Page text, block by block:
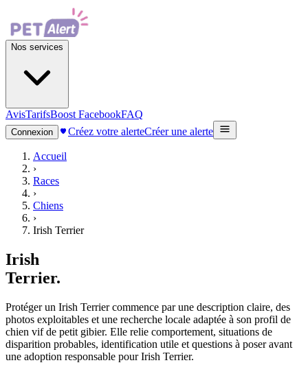
Nos services
AvisTarifsBoost FacebookFAQ
Connexion Créez votre alerteCréer une alerte
Accueil
›
Races
›
Chiens
›
Irish Terrier
Irish
Terrier.
Protéger un Irish Terrier commence par une description claire, des
photos exploitables et une recherche locale adaptée à son profil de
chien vif de petit gibier. Elle relie comportement, situations de
disparition probables, identification utile et questions à poser avant
une adoption responsable pour Irish Terrier.